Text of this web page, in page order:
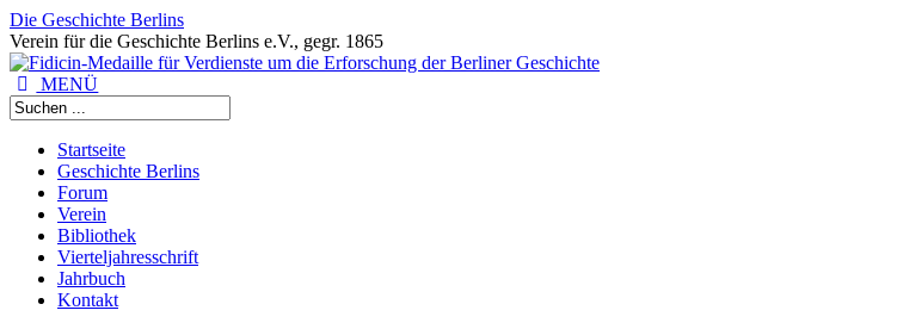
Die Geschichte Berlins
Verein für die Geschichte Berlins e.V., gegr. 1865
MENÜ
Startseite
Geschichte Berlins
Forum
Verein
Bibliothek
Vierteljahresschrift
Jahrbuch
Kontakt